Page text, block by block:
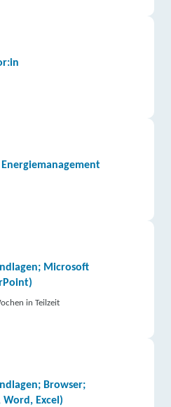
Microsoft
in Teilzeit
Browser;
Excel)